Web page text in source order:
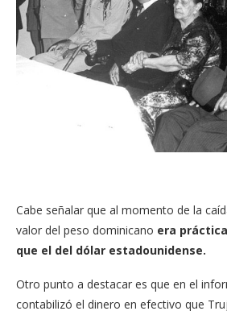
Cabe señalar que al momento de la
valor del peso dominicano era
que el del dólar estadounidense.
Otro punto a destacar es que en el
contabilizó el dinero en efectivo que